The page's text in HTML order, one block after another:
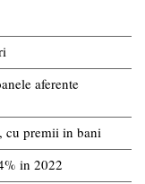
aferente
cu premii in bani
in 2022